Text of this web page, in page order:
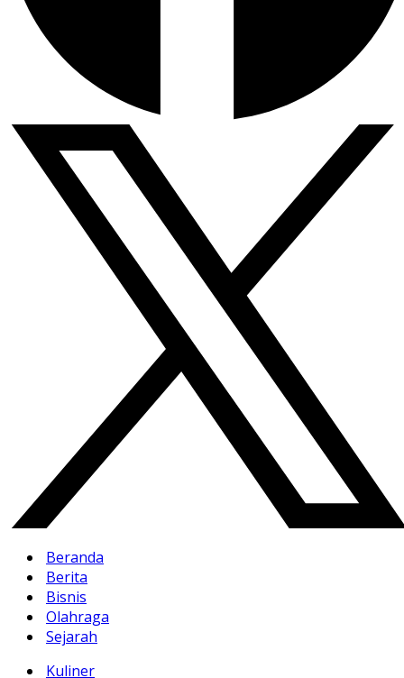
Beranda
Berita
Bisnis
Olahraga
Sejarah
Kuliner